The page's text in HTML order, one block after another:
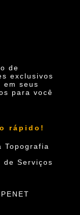
de
exclusivos
em seus
para você
rápido!
Topografia
de Serviços